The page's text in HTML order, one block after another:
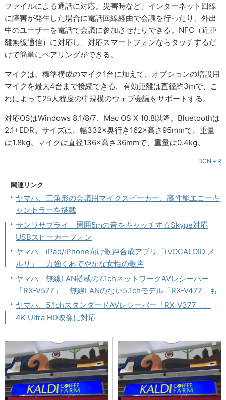
ファイルによる通話に対応。災害時など、インターネット回線
に障害が発生した場合に電話回線経由で会議を行ったり、外出
中のユーザーを電話で会議に参加させたりできる。NFC（近距
離無線通信）に対応し、対応スマートフォンならタッチするだ
けで簡単にペアリングができる。
マイクは、標準構成のマイク1台に加えて、オプションの増設用
マイクを最大4台まで接続できる。有効距離は直径約3mで、こ
れによって25人程度の中規模のウェブ会議をサポートする。
対応OSはWindows 8.1/8/7、Mac OS X 10.8以降。Bluetoothは
2.1+EDR。サイズは、幅332×奥行き162×高さ95mmで、重量
は1.8kg。マイクは直径136×高さ36mmで、重量は0.4kg。
BCN＋R
関連リンク
ヤマハ、三角形の会議用マイクスピーカー、高性能エコーキ
ャンセラーを搭載
サンワサプライ、周囲5mの音をキャッチするSkype対応
USBスピーカーフォン
ヤマハ、iPad/iPhone向け歌声合成アプリ「iVOCALOID メ
ルリ」、力強くあでやかな女性の歌声
ヤマハ、無線LAN搭載の7.1chネットワークAVレシーバー
「RX-V577」、無線LANのない5.1chモデル「RX-V477」も
ヤマハ、5.1chスタンダードAVレシーバー「RX-V377」、
4K Ultra HD映像に対応